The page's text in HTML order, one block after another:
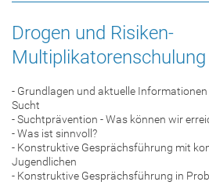
Drogen und Risiken-
- Grundlagen und aktuelle
Sucht
- Suchtprävention - Was können wir
- Was ist sinnvoll?
- Konstruktive Gesprächsführung mit
Jugendlichen
- Konstruktive Gesprächsführung in